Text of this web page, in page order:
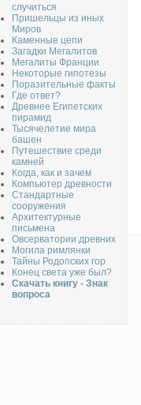
случиться
Пришельцы из иных
Миров
Каменные цепи
Загадки Мегалитов
Мегалиты Франции
Некоторые гипотезы
Поразительные факты
Где ответ?
Древнее Египетских
пирамид
Тысячелетие мира
башен
Путешествие среди
камней
Когда, как и зачем
Компьютер древности
Стандартные
сооружения
Архитектурные
письмена
Овсерватории древних
Могила римлянки
Тайны Родопских гор
Конец света уже был?
Скачать книгу - Знак
вопроса